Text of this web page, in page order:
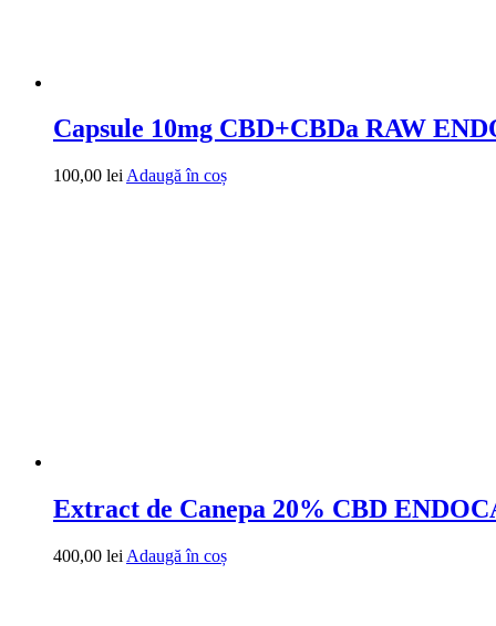
Capsule 10mg CBD+CBDa RAW
100,00 lei Adaugă în coș
Extract de Canepa 20% CBD
400,00 lei Adaugă în coș